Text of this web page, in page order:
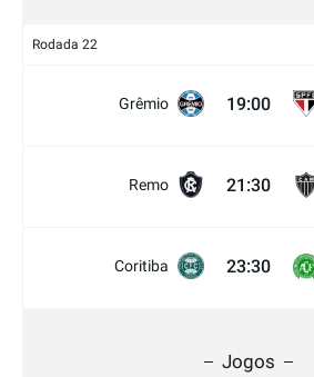
Rodada 22
Grêmio 19:00
Remo 21:30
Coritiba 23:30
Jogos